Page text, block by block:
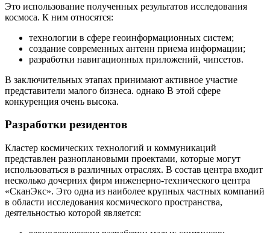
Это использование полученных результатов исследования
космоса. К ним относятся:
технологии в сфере геоинформационных систем;
создание современных антенн приема информации;
разработки навигационных приложений, чипсетов.
В заключительных этапах принимают активное участие
представители малого бизнеса. однако В этой сфере
конкуренция очень высока.
Разработки резидентов
Кластер космических технологий и коммуникаций
представлен разноплановыми проектами, которые могут
использоваться в различных отраслях. В состав центра входит
несколько дочерних фирм инженерно-технического центра
«СканЭкс». Это одна из наиболее крупных частных компаний
в области исследования космического пространства,
деятельностью которой является: